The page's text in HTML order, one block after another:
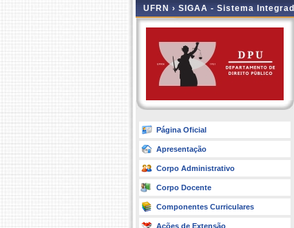
UFRN › SIGAA - Sistema
Página Oficial
Apresentação
Corpo Administrativo
Corpo Docente
Componentes Curriculares
Ações de Extensão